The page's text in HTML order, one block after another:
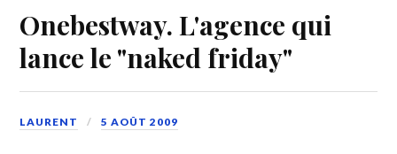
Onebestway. L'agence qui
lance le "naked friday"
LAURENT 5 AOÛT 2009